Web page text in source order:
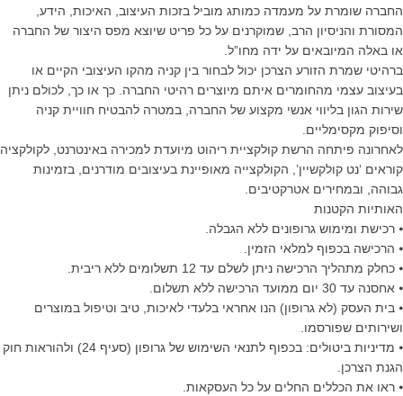
החברה שומרת על מעמדה כמותג מוביל בזכות העיצוב, האיכות, הידע,
המסורת והניסיון הרב, שמוקרנים על כל פריט שיוצא מפס היצור של החברה
או באלה המיובאים על ידה מחו”ל.
ברהיטי שמרת הזורע הצרכן יכול לבחור בין קניה מהקו העיצובי הקיים או
בעיצוב עצמי מהחומרים איתם מיוצרים רהיטי החברה. כך או כך, לכולם ניתן
שירות הגון בליווי אנשי מקצוע של החברה, במטרה להבטיח חוויית קניה
וסיפוק מקסימליים.
לאחרונה פיתחה הרשת קולקציית ריהוט מיועדת למכירה באינטרנט, לקולקציה
קוראים ‘נט קולקשיין’, הקולקצייה מאופיינת בעיצובים מודרנים, בזמינות
גבוהה, ובמחירים אטרקטיבים.
האותיות הקטנות
⦁ רכישת ומימוש גרופונים ללא הגבלה.
⦁ הרכישה בכפוף למלאי הזמין.
⦁ כחלק מתהליך הרכישה ניתן לשלם עד 12 תשלומים ללא ריבית.
⦁ אחסנה עד 30 יום ממועד הרכישה ללא תשלום.
⦁ בית העסק (לא גרופון) הנו אחראי בלעדי לאיכות, טיב וטיפול במוצרים
ושירותים שפורסמו.
⦁ מדיניות ביטולים: בכפוף לתנאי השימוש של גרופון (סעיף 24) ולהוראות חוק
הגנת הצרכן.
⦁ ראו את הכללים החלים על כל העסקאות.